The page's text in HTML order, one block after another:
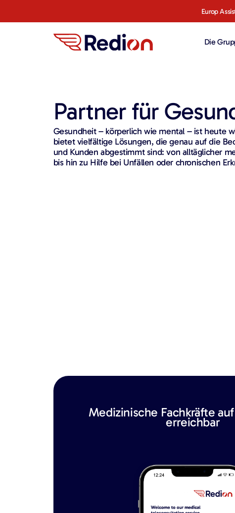
Europ
Die
Partner für
Gesundheit – körperlich wie mental – ist heute
bietet vielfältige Lösungen, die genau auf die
und Kunden abgestimmt sind: von alltäglicher
bis hin zu Hilfe bei Unfällen oder chronischen
Medizinische Fachkräfte
erreichbar